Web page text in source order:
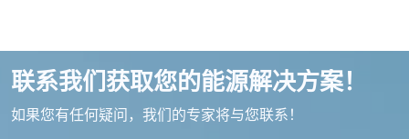
联系我们获取您的能源解决方案！
如果您有任何疑问，我们的专家将与您联系！